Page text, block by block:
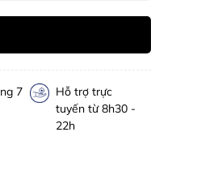
7
Hỗ trợ trực
tuyến từ 8h30 -
22h